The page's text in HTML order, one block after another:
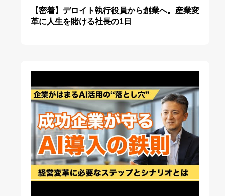
【密着】デロイト執行役員から創業へ。産業変
革に人生を賭ける社長の1日